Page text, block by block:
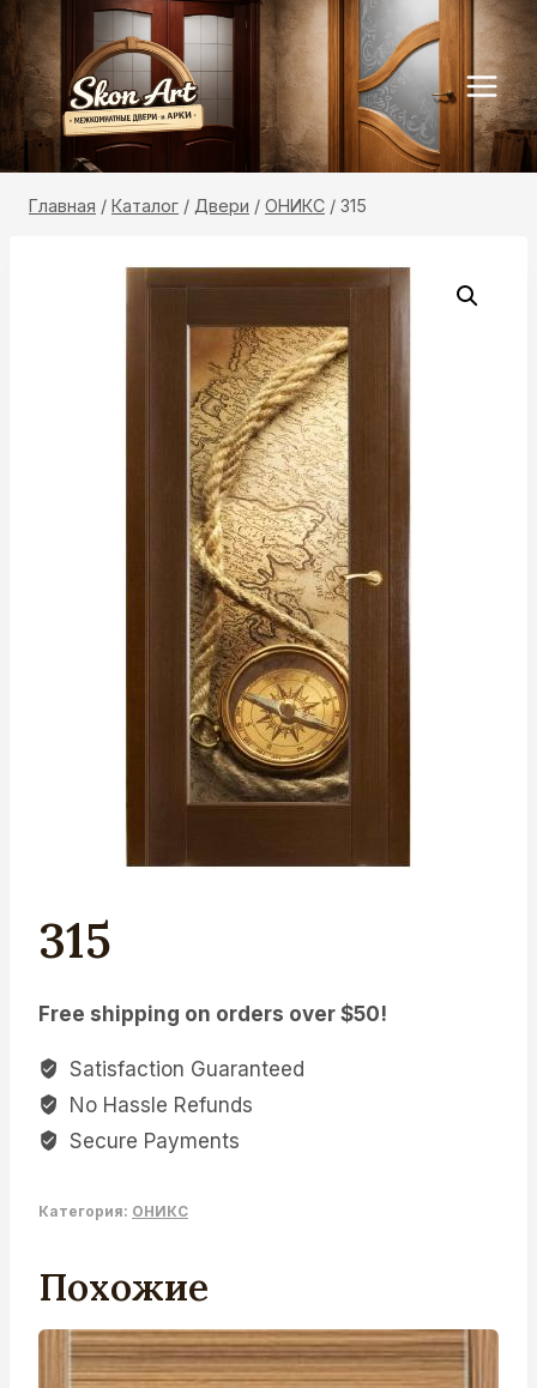
Перейти
к
содержимому
Главная / Каталог / Двери / ОНИКС / 315
315
Free shipping on orders over $50!
Satisfaction Guaranteed
No Hassle Refunds
Secure Payments
Категория: ОНИКС
Похожие